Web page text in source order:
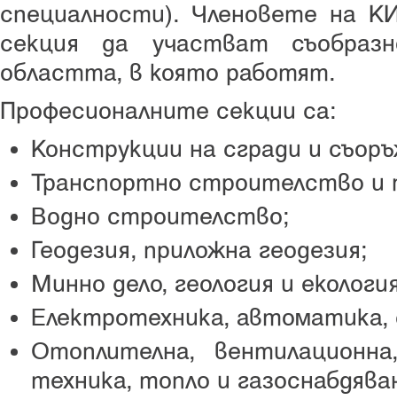
специалности). Членовете на
секция да участват
областта, в която работят.
Професионалните секции са:
Конструкции на сгради и
Транспортно строителство и
Водно строителство;
Геодезия, приложна геодезия;
Минно дело, геология и
Електротехника,
Отоплителна,
техника, топло и